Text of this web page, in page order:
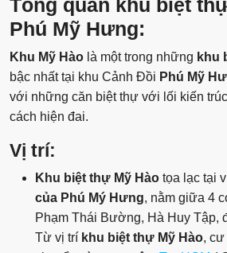
Tổng quan khu biệt
Phú Mỹ Hưng:
Khu Mỹ Hào là một trong những khu
bậc nhất tại khu Cảnh Đồi Phú Mỹ
với những căn biệt thự với lối kiến
cách hiện đai.
Vị trí:
Khu biệt thự Mỹ Hào tọa lạc tại
của Phú Mý Hưng, nằm giữa 4
Phạm Thái Bường, Hà Huy Tập,
Từ vị trí khu biệt thự Mỹ Hào, cư